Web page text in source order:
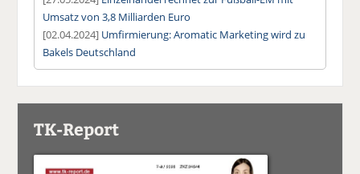
Umsatz von 3,8 Milliarden Euro
[02.04.2024] Umfirmierung: Aromatic Marketing wird zu
Bakels Deutschland
TK-Report